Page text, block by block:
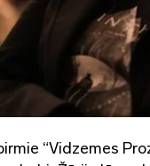
“Vidzemes